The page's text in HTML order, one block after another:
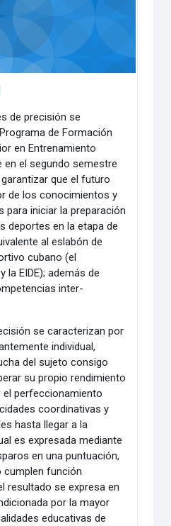
de precisión se
de Formación
en Entrenamiento
en el segundo semestre
que el futuro
de los conocimientos y
para iniciar la preparación
deportes en la etapa de
al eslabón de
cubano (el
la EIDE); además de
inter-
se caracterizan por
individual,
del sujeto consigo
su propio rendimiento
perfeccionamiento
coordinativas y
hasta llegar a la
es expresada mediante
en una puntuación,
cumplen función
resultado se expresa en
por la mayor
educativas de